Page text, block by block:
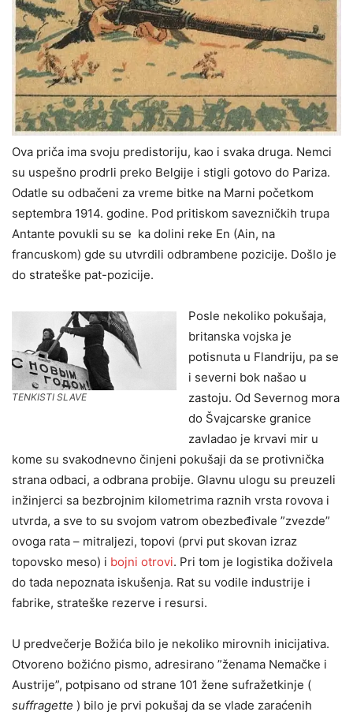
Ova priča ima svoju predistoriju, kao i svaka druga. Nemci
su uspešno prodrli preko Belgije i stigli gotovo do Pariza.
Odatle su odbačeni za vreme bitke na Marni početkom
septembra 1914. godine. Pod pritiskom savezničkih trupa
Antante povukli su se ka dolini reke En (Ain, na
francuskom) gde su utvrdili odbrambene pozicije. Došlo je
do strateške pat-pozicije.
TENKISTI SLAVE
Posle nekoliko pokušaja,
britanska vojska je
potisnuta u Flandriju, pa se
i severni bok našao u
zastoju. Od Severnog mora
do Švajcarske granice
zavladao je krvavi mir u
kome su svakodnevno činjeni pokušaji da se protivnička
strana odbaci, a odbrana probije. Glavnu ulogu su preuzeli
inžinjerci sa bezbrojnim kilometrima raznih vrsta rovova i
utvrda, a sve to su svojom vatrom obezbeđivale ”zvezde”
ovoga rata – mitraljezi, topovi (prvi put skovan izraz
topovsko meso) i bojni otrovi. Pri tom je logistika doživela
do tada nepoznata iskušenja. Rat su vodile industrije i
fabrike, strateške rezerve i resursi.
U predvečerje Božića bilo je nekoliko mirovnih inicijativa.
Otvoreno božićno pismo, adresirano ”ženama Nemačke i
Austrije”, potpisano od strane 101 žene sufražetkinje (
suffragette ) bilo je prvi pokušaj da se vlade zaraćenih